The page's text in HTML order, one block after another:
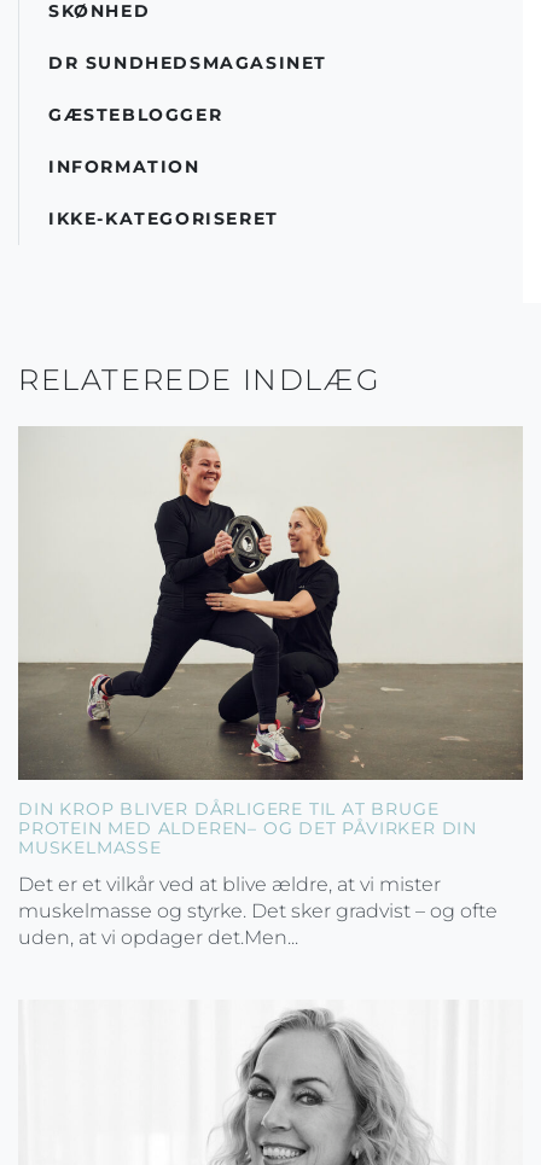
SKØNHED
DR SUNDHEDSMAGASINET
GÆSTEBLOGGER
INFORMATION
IKKE-KATEGORISERET
RELATEREDE INDLÆG
DIN KROP BLIVER DÅRLIGERE TIL AT BRUGE
PROTEIN MED ALDEREN– OG DET PÅVIRKER DIN
MUSKELMASSE
Det er et vilkår ved at blive ældre, at vi mister
muskelmasse og styrke. Det sker gradvist – og ofte
uden, at vi opdager det.Men...